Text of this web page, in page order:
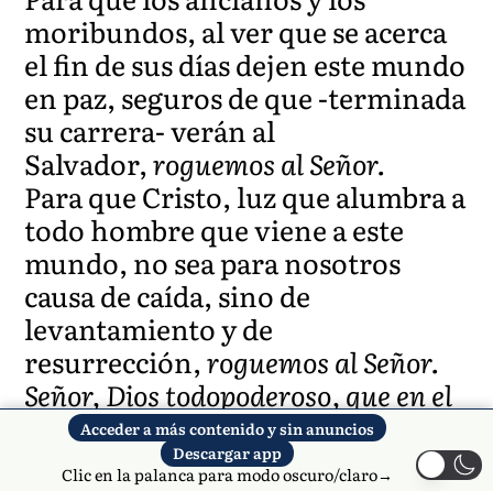
moribundos, al ver que se acerca
el fin de sus días dejen este mundo
en paz, seguros de que -terminada
su carrera- verán al
Salvador,roguemos al Señor.
Para que Cristo, luz que alumbra a
todo hombre que viene a este
mundo, no sea para nosotros
causa de caída, sino de
levantamiento y de
resurrección,roguemos al Señor.
Señor, Dios todopoderoso, que en el
final de su camino- realizaste los
deseos santos de los ancianos
Acceder a más contenido y sin anuncios
Descargar app
Clic en la palanca para modo oscuro/claro→